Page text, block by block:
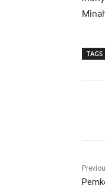
TAGS